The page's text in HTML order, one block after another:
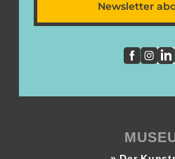
Newsletter